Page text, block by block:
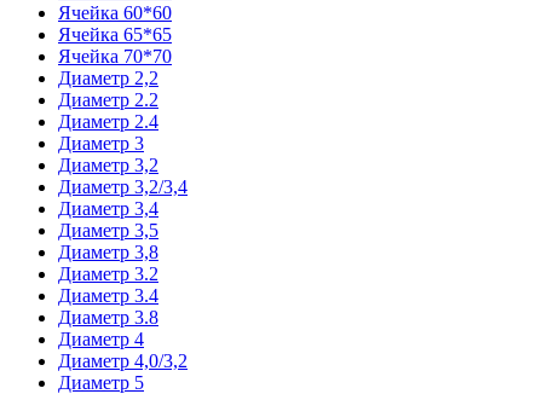
Ячейка 60*60
Ячейка 65*65
Ячейка 70*70
Диаметр 2,2
Диаметр 2.2
Диаметр 2.4
Диаметр 3
Диаметр 3,2
Диаметр 3,2/3,4
Диаметр 3,4
Диаметр 3,5
Диаметр 3,8
Диаметр 3.2
Диаметр 3.4
Диаметр 3.8
Диаметр 4
Диаметр 4,0/3,2
Диаметр 5